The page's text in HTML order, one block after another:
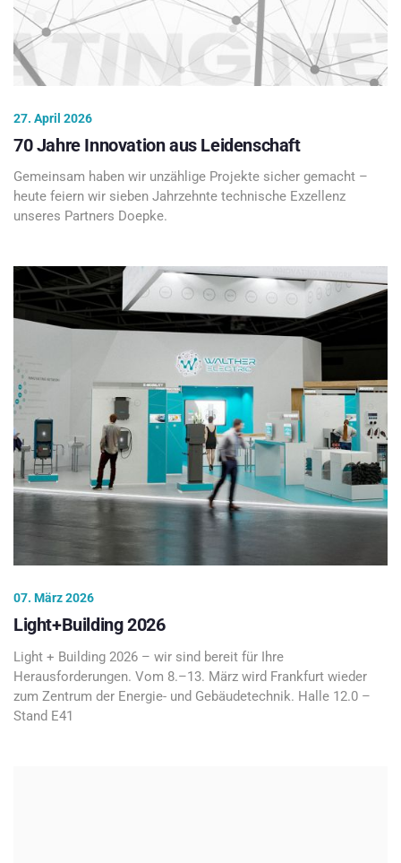
27. April 2026
70 Jahre Innovation aus Leidenschaft
Gemeinsam haben wir unzählige Projekte sicher gemacht –
heute feiern wir sieben Jahrzehnte technische Exzellenz
unseres Partners Doepke.
07. März 2026
Light+Building 2026
Light + Building 2026 – wir sind bereit für Ihre
Herausforderungen. Vom 8.–13. März wird Frankfurt wieder
zum Zentrum der Energie- und Gebäudetechnik. Halle 12.0 –
Stand E41